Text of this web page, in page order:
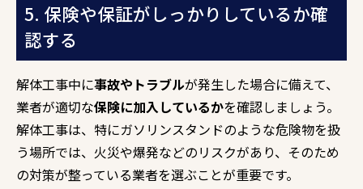
5. 保険や保証がしっかりしているか確
認する
解体工事中に事故やトラブルが発生した場合に備えて、
業者が適切な保険に加入しているかを確認しましょう。
解体工事は、特にガソリンスタンドのような危険物を扱
う場所では、火災や爆発などのリスクがあり、そのため
の対策が整っている業者を選ぶことが重要です。